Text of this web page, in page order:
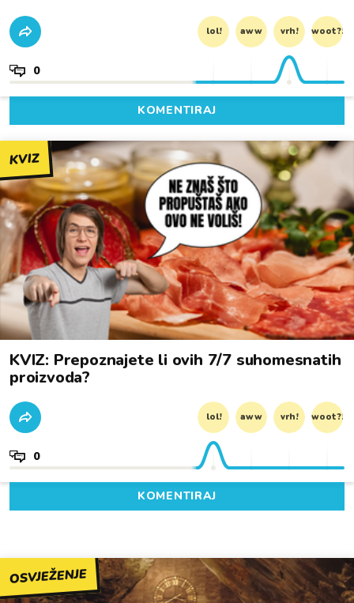
lol! aww vrh! woot?!
0
KOMENTIRAJ
KVIZ
KVIZ: Prepoznajete li ovih 7/7 suhomesnatih
proizvoda?
lol! aww vrh! woot?!
0
KOMENTIRAJ
OSVJEŽENJE